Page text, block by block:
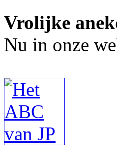
Vrolijke
Nu in onze